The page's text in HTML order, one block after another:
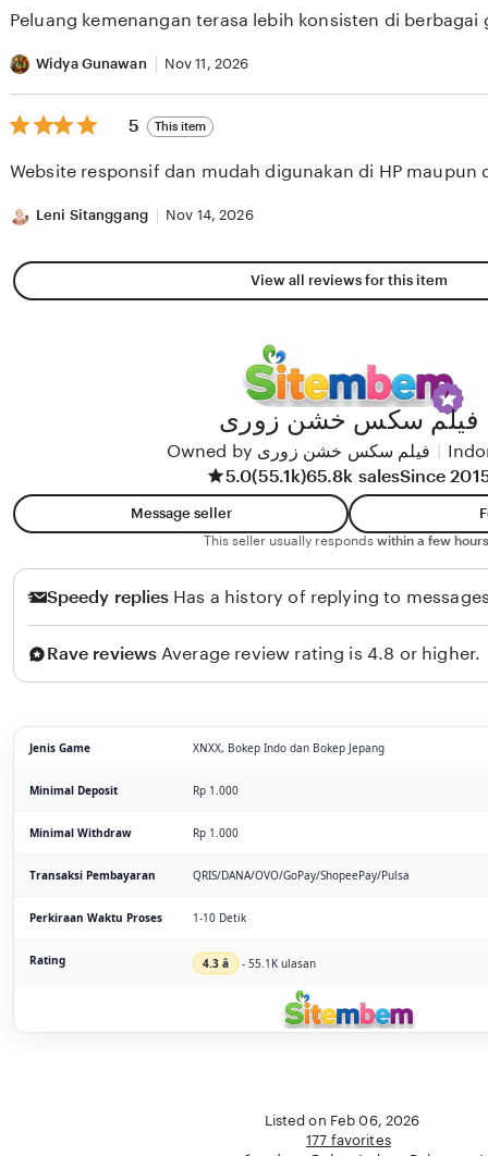
5
Peluang kemenangan terasa lebih konsisten di berbagai
Widya Gunawan Nov 11, 2026
5
out
5
5 This item
Website responsif dan mudah digunakan di HP maupun
Leni Sitanggang Nov 14, 2026
View all reviews for this item
فیلم سکس خشن زوری
Owned by فیلم سکس خشن زوری
5.0(55.1k)65.8k salesSince
Message seller
This seller usually responds within a few
Speedy replies Has a history of replying to
Rave reviews Average review rating is 4.8 or higher.
Jenis Game XNXX, Bokep Indo dan Bokep Jepang
Minimal Deposit Rp 1.000
Minimal Withdraw Rp 1.000
Transaksi Pembayaran QRIS/DANA/OVO/GoPay/ShopeePay/Pulsa
Perkiraan Waktu Proses 1-10 Detik
Rating 4.3 â­ - 55.1K ulasan
Listed on Feb 06, 2026
177 favorites